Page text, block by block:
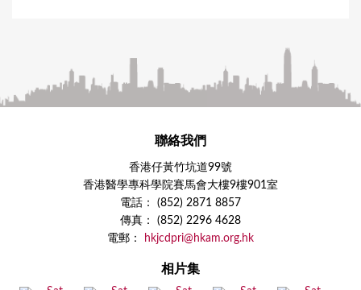
聯絡我們
香港仔黃竹坑道99號
香港醫學專科學院賽馬會大樓9樓901室
電話： (852) 2871 8857
傳真： (852) 2296 4628
電郵：
hkjcdpri@hkam.org.hk
相片集